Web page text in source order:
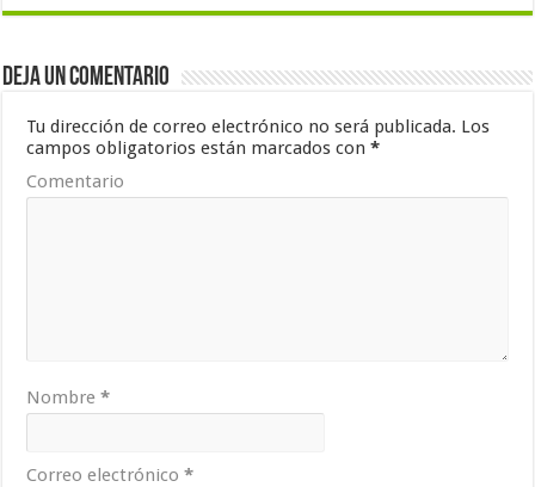
Deja un comentario
Tu dirección de correo electrónico no será publicada. Los
campos obligatorios están marcados con*
Comentario
Nombre*
Correo electrónico*